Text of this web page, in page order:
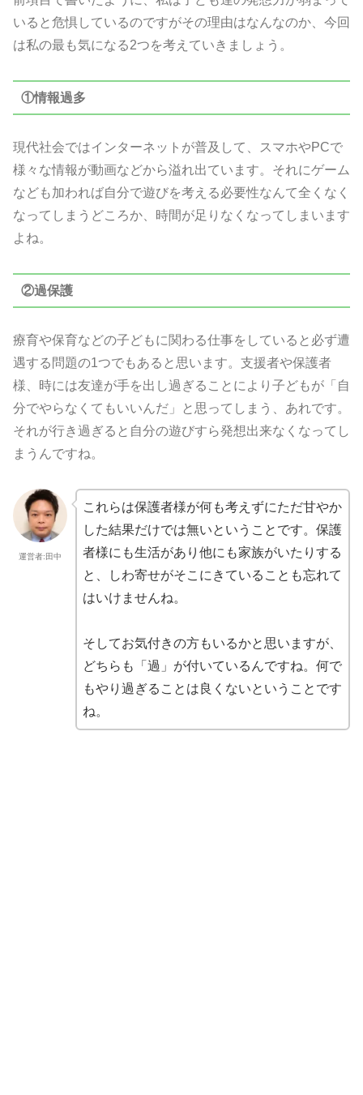
いると危惧しているのですがその理由はなんなのか、今回
は私の最も気になる2つを考えていきましょう。
①情報過多
現代社会ではインターネットが普及して、スマホやPCで
様々な情報が動画などから溢れ出ています。それにゲーム
なども加われば自分で遊びを考える必要性なんて全くなく
なってしまうどころか、時間が足りなくなってしまいます
よね。
②過保護
療育や保育などの子どもに関わる仕事をしていると必ず遭
遇する問題の1つでもあると思います。支援者や保護者
様、時には友達が手を出し過ぎることにより子どもが「自
分でやらなくてもいいんだ」と思ってしまう、あれです。
それが行き過ぎると自分の遊びすら発想出来なくなってし
まうんですね。
運営者:田中
これらは保護者様が何も考えずにただ甘やか
した結果だけでは無いということです。保護
者様にも生活があり他にも家族がいたりする
と、しわ寄せがそこにきていることも忘れて
はいけませんね。
そしてお気付きの方もいるかと思いますが、
どちらも「過」が付いているんですね。何で
もやり過ぎることは良くないということです
ね。